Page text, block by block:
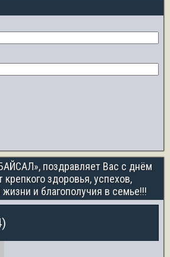
поздравляет Вас с днём
здоровья, успехов,
и благополучия в семье!!!